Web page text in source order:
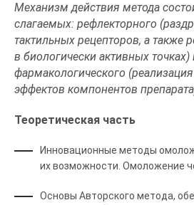
Механизм действия метода
слагаемых: рефлекторного
тактильных рецепторов, а также
в биологически активных точках)
фармакологического
эффектов компонентов
Теоретическая часть
Инновационные методы
их возможности. Омоложение
Основы Авторского метода,